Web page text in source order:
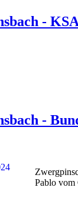
-
-
Pablo vom